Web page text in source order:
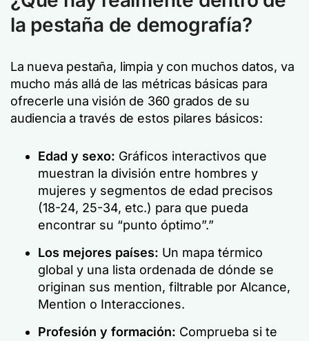
la pestaña de demografía?
La nueva pestaña, limpia y con muchos datos, va
mucho más allá de las métricas básicas para
ofrecerle una visión de 360 grados de su
audiencia a través de estos pilares básicos:
Edad y sexo: Gráficos interactivos que
muestran la división entre hombres y
mujeres y segmentos de edad precisos
(18-24, 25-34, etc.) para que pueda
encontrar su “punto óptimo”.”
Los mejores países: Un mapa térmico
global y una lista ordenada de dónde se
originan sus mention, filtrable por Alcance,
Mention o Interacciones.
Profesión y formación: Comprueba si te